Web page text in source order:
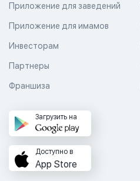
Приложение для заведений
Приложение для имамов
Инвесторам
Партнеры
Франшиза
Загрузить на
Доступно в
App Store